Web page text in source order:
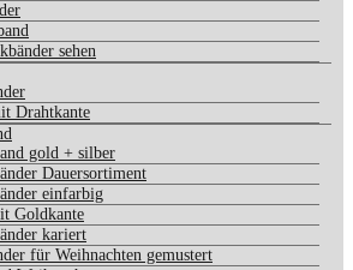
sehen
Drahtkante
gold + silber
Dauersortiment
einfarbig
Goldkante
kariert
für Weihnachten gemustert